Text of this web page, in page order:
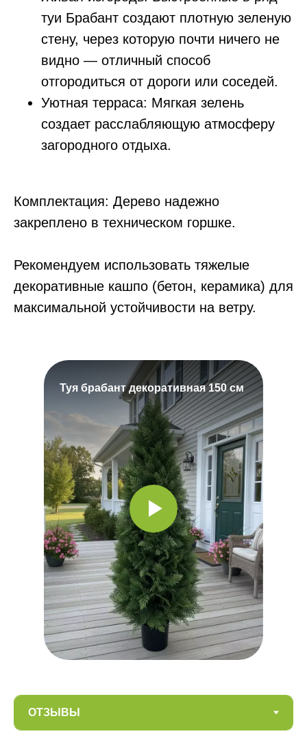
туи Брабант создают плотную зеленую
стену, через которую почти ничего не
видно — отличный способ
отгородиться от дороги или соседей.
Уютная терраса: Мягкая зелень
создает расслабляющую атмосферу
загородного отдыха.
Комплектация: Дерево надежно
закреплено в техническом горшке.
Рекомендуем использовать тяжелые
декоративные кашпо (бетон, керамика) для
максимальной устойчивости на ветру.
Туя брабант декоративная 150 см